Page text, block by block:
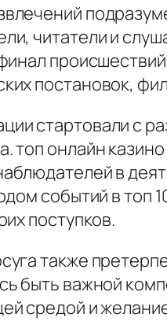
читатели и
постановок,
стартовали с
топ онлайн
в
событий в топ
поступков.
также
быть важной
средой и